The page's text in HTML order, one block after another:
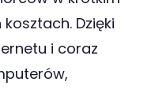
Dzięki
i coraz